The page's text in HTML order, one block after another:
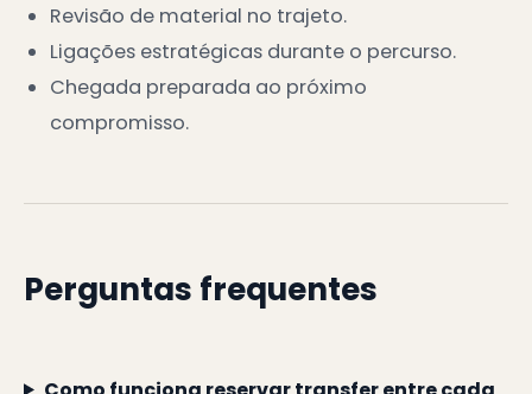
Revisão de material no trajeto.
Ligações estratégicas durante o percurso.
Chegada preparada ao próximo
compromisso.
Perguntas frequentes